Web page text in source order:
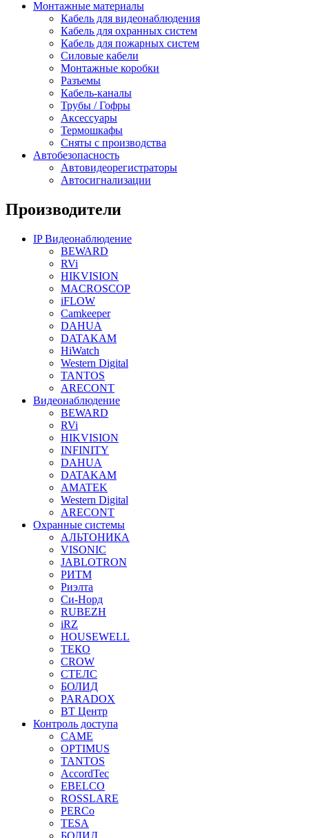
Монтажные материалы
Кабель для видеонаблюдения
Кабель для охранных систем
Кабель для пожарных систем
Силовые кабели
Монтажные коробки
Разъемы
Кабель-каналы
Трубы / Гофры
Аксессуары
Термошкафы
Сняты с производства
Автобезопасность
Автовидеорегистраторы
Автосигнализации
Производители
IP Видеонаблюдение
BEWARD
RVi
HIKVISION
MACROSCOP
iFLOW
Camkeeper
DAHUA
DATAKAM
HiWatch
Western Digital
TANTOS
ARECONT
Видеонаблюдение
BEWARD
RVi
HIKVISION
INFINITY
DAHUA
DATAKAM
AMATEK
Western Digital
ARECONT
Охранные системы
АЛЬТОНИКА
VISONIC
JABLOTRON
РИТМ
Риэлта
Си-Норд
RUBEZH
iRZ
HOUSEWELL
ТЕКО
CROW
СТЕЛС
БОЛИД
PARADOX
ВТ Центр
Контроль доступа
CAME
OPTIMUS
TANTOS
AccordTec
EBELCO
ROSSLARE
PERCo
TESA
БОЛИД